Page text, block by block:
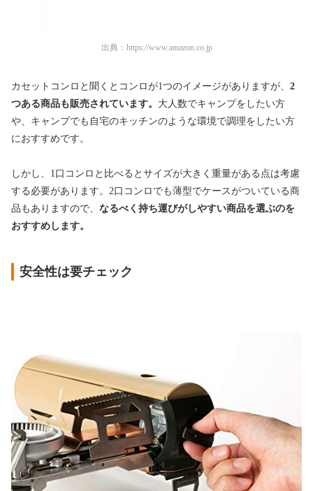
出典： https://www.amazon.co.jp
カセットコンロと聞くとコンロが1つのイメージがありますが、 2
つある商品も販売されています。 大人数でキャンプをしたい方
や、キャンプでも自宅のキッチンのような環境で調理をしたい方
におすすめです。
しかし、1口コンロと比べるとサイズが大きく重量がある点は考慮
する必要があります。2口コンロでも薄型でケースがついている商
品もありますので、 なるべく持ち運びがしやすい商品を選ぶのを
おすすめします。
安全性は要チェック